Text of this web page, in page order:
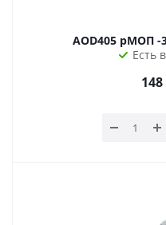
Есть
148